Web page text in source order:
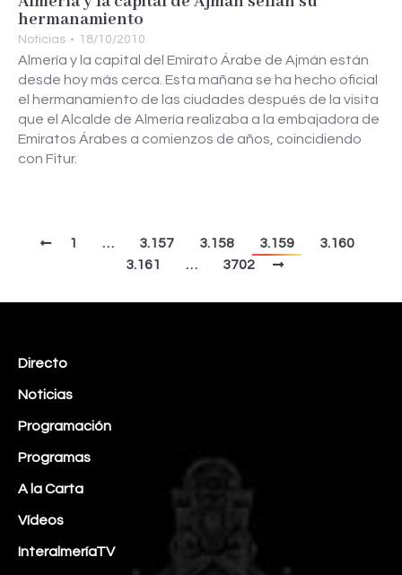
hermanamiento
Noticias 18/10/2010
Almería y la capital del Emirato Árabe de Ajmán están
desde hoy más cerca. Esta mañana se ha hecho oficial
el hermanamiento de las ciudades después de la visita
que el Alcalde de Almería realizaba a la embajadora de
Emiratos Árabes a comienzos de años, coincidiendo
con Fitur.
1 … 3.157 3.158 3.159
3.160
3.161
… 3702
Directo
Noticias
Programación
Programas
A la Carta
Vídeos
InteralmeríaTV